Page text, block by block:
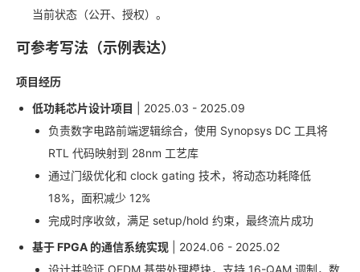
当前状态（公开、授权）。
可参考写法（示例表达）
项目经历
低功耗芯片设计项目
| 2025.03 - 2025.09
负责数字电路前端逻辑综合，使用 Synopsys DC 工具将
RTL 代码映射到 28nm 工艺库
通过门级优化和 clock gating 技术，将动态功耗降低
18%，面积减少 12%
完成时序收敛，满足 setup/hold 约束，最终流片成功
基于 FPGA 的通信系统实现 | 2024.06 - 2025.02